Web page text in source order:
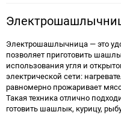
Электрошашлычница — это
позволяет приготовить
использования угля и
электрической сети:
равномерно прожаривает
Такая техника отлично
готовить шашлык, курицу,